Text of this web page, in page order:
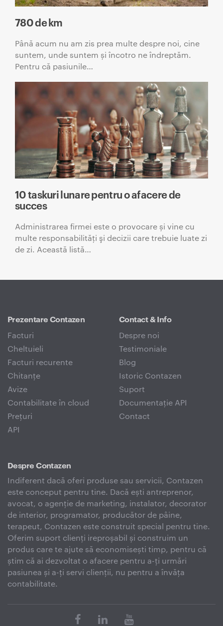
780 de km
Până acum nu am zis prea multe despre noi, cine
suntem, unde suntem și încotro ne îndreptăm.
Pentru că pasiunile…
10 taskuri lunare pentru o afacere de
succes
Administrarea firmei este o provocare și vine cu
multe responsabilităţi şi decizii care trebuie luate zi
de zi. Această listă…
Prezentare Contazen
Facturi
Cheltuieli
Facturi recurente
Chitanțe
Avize
Contabilitate în cloud
Prețuri
API
Contact & Info
Despre noi
Testimoniale
Blog
Istoric Contazen
Suport
Documentație API
Contact
Despre Contazen
Indiferent dacă oferi produse sau servicii, Contazen
este conceput pentru tine. Dacă ești antreprenor,
avocat, o agenție de marketing, instalator, decorator
de interior, programator, producător de pâine,
terapeut, Contazen este construit special pentru tine.
Oferim suport clienți ireproșabil și construim un
produs care te ajute să economisești timp, pentru că
știm că ai dezvoltat o afacere pentru a-ți urmări
pasiunea și a-ți servi clienții, nu pentru a învăța
contabilitate.